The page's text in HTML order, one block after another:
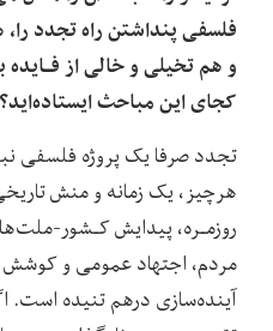
فلسفی پنداشتن راه تجدد
و هم تخیلی و خالی از فـایده
کجای این مباحث‌ ایستاده‌اید؟
تجدد صرفا یک پروژه فلسفی
هرچیز، یک زمانه و منش
روزمـره، پیدایش‌ کـشور-
مردم، اجتهاد عمومی و کوشش‌
آینده‌سازی درهم تنیده